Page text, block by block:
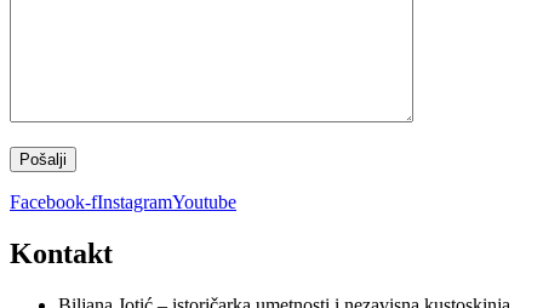
Facebook-fInstagramYoutube
Kontakt